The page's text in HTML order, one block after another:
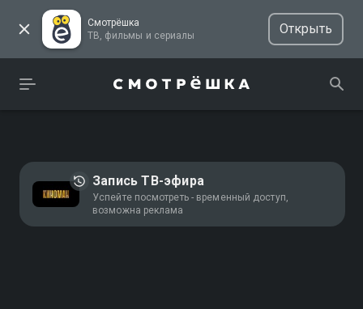
Смотрёшка
ТВ, фильмы и сериалы
Открыть
Запись ТВ-эфира
Успейте посмотреть - временный доступ,
возможна реклама